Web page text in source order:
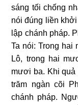
sáng tối chống
nói đúng liền
lập chánh pháp.
Ta nói: Trong hai
Lô, trong hai
mươi ba. Khi quả
trăm ngàn cõi
chánh pháp.